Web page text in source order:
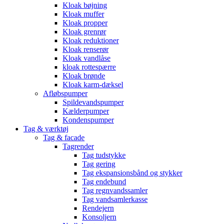
Kloak bøjning
Kloak muffer
Kloak propper
Kloak grenrør
Kloak reduktioner
Kloak renserør
Kloak vandlåse
kloak rottespærre
Kloak brønde
Kloak karm-dæksel
Afløbspumper
Spildevandspumper
Kælderpumper
Kondenspumper
Tag & værktøj
Tag & facade
Tagrender
Tag tudstykke
Tag gering
Tag ekspansionsbånd og stykker
Tag endebund
Tag regnvandssamler
Tag vandsamlerkasse
Rendejern
Konsoljern